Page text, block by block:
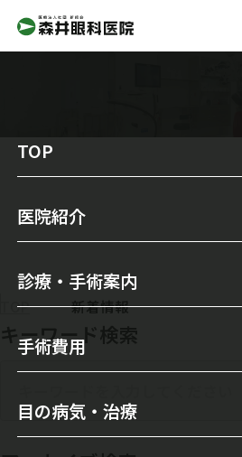
TOP
医院紹介
院長からのメッセージ
スタッフ紹介
森井眼科の特徴
医師のご紹介
診療・手術案内
一般診療
メガネ・コンタクトレンズ
セカンドオピニオンについて
手術費用
目の病気・治療
新着情報
TOP 新着情報
キーワード検索